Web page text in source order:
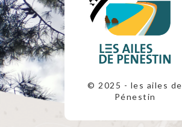
© 2025 - les ailes de
Pénestin